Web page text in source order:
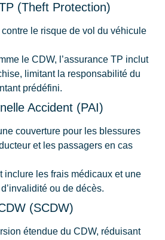
(Theft Protection)
le risque de vol du véhicule
le CDW, l’assurance TP inclut
limitant la responsabilité du
prédéfini.
Accident (PAI)
couverture pour les blessures
et les passagers en cas
inclure les frais médicaux et une
ou de décès.
(SCDW)
étendue du CDW, réduisant